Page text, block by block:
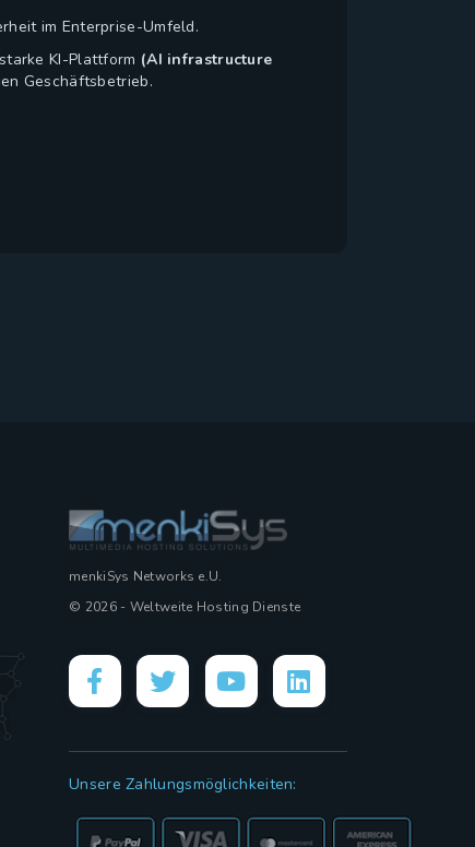
im Enterprise-Umfeld.
KI-Plattform (AI infrastructure
Geschäftsbetrieb.
menkiSys Networks e.U.
© 2026 - Weltweite Hosting Dienste
Unsere Zahlungsmöglichkeiten: